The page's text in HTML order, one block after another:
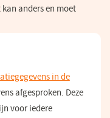
anders en moet
in de
afgesproken. Deze
voor iedere